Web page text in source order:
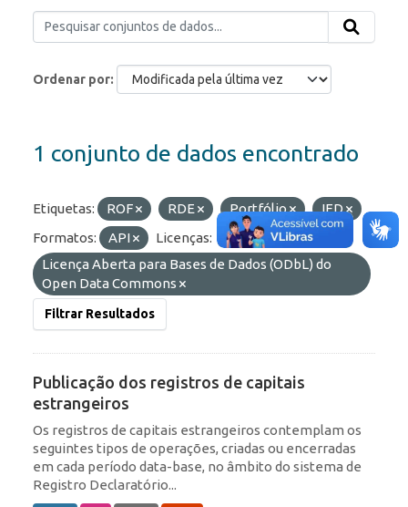
Ordenar por
1 conjunto de dados encontrado
Etiquetas: ROF RDE Portfólio
IED
Formatos:
API
Licenças:
Licença Aberta para Bases de Dados (ODbL) do
Open Data Commons
Filtrar Resultados
Publicação dos registros de capitais
estrangeiros
Os registros de capitais estrangeiros contemplam os
seguintes tipos de operações, criadas ou encerradas
em cada período data-base, no âmbito do sistema de
Registro Declaratório...